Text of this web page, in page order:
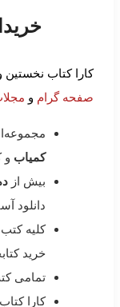
کارا کتاب
صفحه گرام و
کمیاب و
بیش از
دانلود
کلیه
خرید
تمامی
کارا